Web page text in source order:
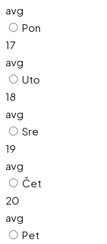
avg
Pon
17
avg
Uto
18
avg
Sre
19
avg
Čet
20
avg
Pet